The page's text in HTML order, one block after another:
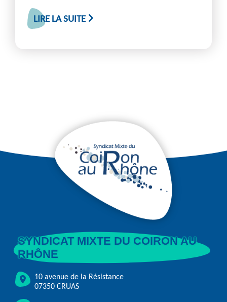
LIRE LA SUITE
SYNDICAT MIXTE DU COIRON AU
RHÔNE
10 avenue de la Résistance
07350 CRUAS